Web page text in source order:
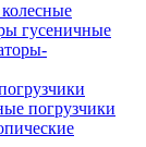
гусеничные
погрузчики